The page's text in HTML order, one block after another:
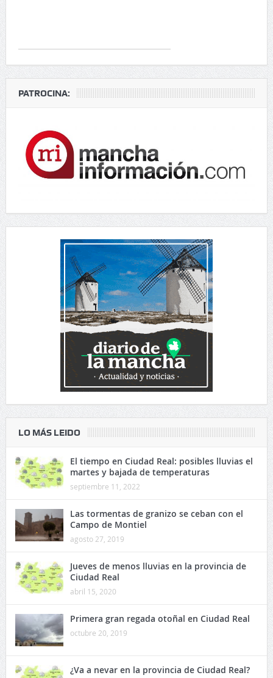
PATROCINA:
LO MÁS LEIDO
El tiempo en Ciudad Real: posibles lluvias el
martes y bajada de temperaturas
septiembre 11, 2022
Las tormentas de granizo se ceban con el
Campo de Montiel
agosto 27, 2019
Jueves de menos lluvias en la provincia de
Ciudad Real
abril 15, 2020
Primera gran regada otoñal en Ciudad Real
octubre 20, 2019
¿Va a nevar en la provincia de Ciudad Real?